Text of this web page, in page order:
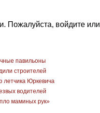
Пожалуйста, войдите или
павильоны
строителей
летчика Юркевича
водителей
маминых рук»